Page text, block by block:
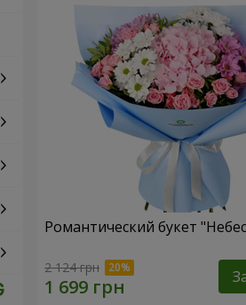
Романтический букет
2 124 грн